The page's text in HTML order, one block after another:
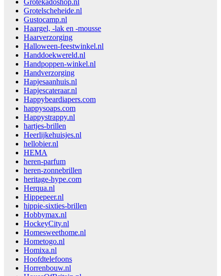
Grotekadoshop.nl
Grotelscheheide.nl
Gustocamp.nl
Haargel, -lak en -mousse
Haarverzorging
Halloween-feestwinkel.nl
Handdoekwereld.nl
Handpoppen-winkel.nl
Handverzorging
Hapjesaanhuis.nl
Hapjescateraar.nl
Happybeardiapers.com
happysoaps.com
Happystrappy.nl
hartjes-brillen
Heerlijkehuisjes.nl
hellobier.nl
HEMA
heren-parfum
heren-zonnebrillen
heritage-hype.com
Herqua.nl
Hippepeer.nl
hippie-sixties-brillen
Hobbymax.nl
HockeyCity.nl
Homesweethome.nl
Hometogo.nl
Homixa.nl
Hoofdtelefoons
Horrenbouw.nl